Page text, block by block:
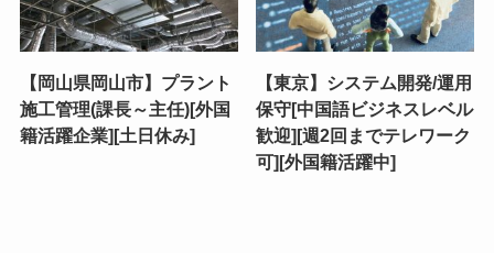
【岡山県岡山市】プラント
施工管理(課長～主任)[外国
籍活躍企業][土日休み]
【東京】システム開発/運用
保守[中国語ビジネスレベル
歓迎][週2回までテレワーク
可][外国籍活躍中]